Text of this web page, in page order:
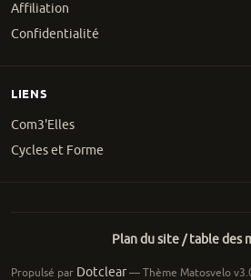
Affiliation
Confidentialité
LIENS
Com3'Elles
Cycles et Forme
Plan du site / table des
Propulsé par Dotclear— Thème Matosvelo